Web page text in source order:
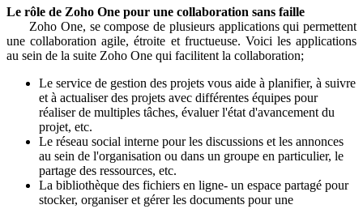
Le rôle de Zoho One pour une collaboration sans faille
Zoho One, se compose de plusieurs applications qui permettent
une collaboration agile, étroite et fructueuse. Voici les applications
au sein de la suite Zoho One qui facilitent la collaboration;
Le service de gestion des projets vous aide à planifier, à suivre
et à actualiser des projets avec différentes équipes pour
réaliser de multiples tâches, évaluer l'état d'avancement du
projet, etc.
Le réseau social interne pour les discussions et les annonces
au sein de l'organisation ou dans un groupe en particulier, le
partage des ressources, etc.
La bibliothèque des fichiers en ligne- un espace partagé pour
stocker, organiser et gérer les documents pour une